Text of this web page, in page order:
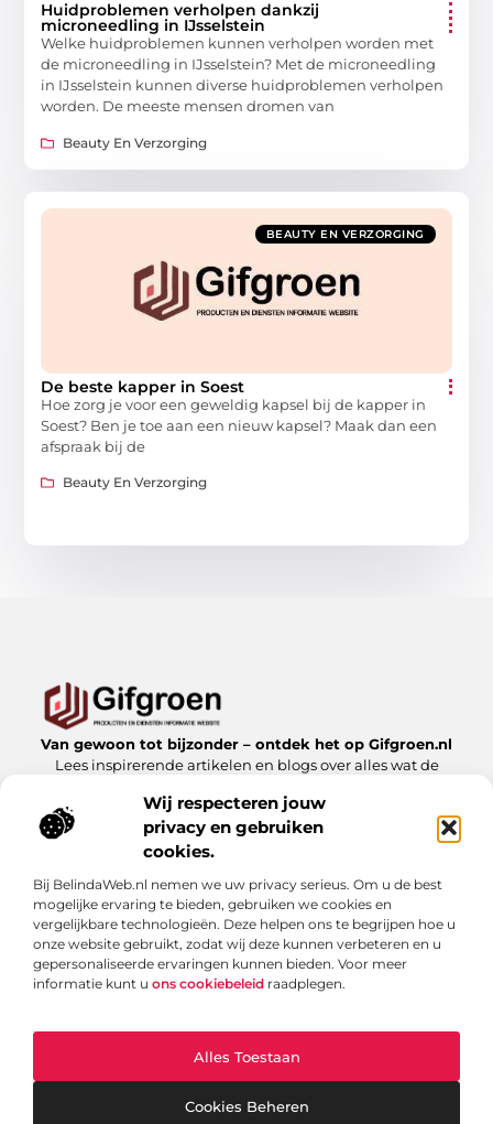
Wij respecteren jouw
privacy en gebruiken
cookies.
Bij BelindaWeb.nl nemen we uw privacy serieus. Om u de best
mogelijke ervaring te bieden, gebruiken we cookies en
vergelijkbare technologieën. Deze helpen ons te begrijpen hoe u
onze website gebruikt, zodat wij deze kunnen verbeteren en u
gepersonaliseerde ervaringen kunnen bieden. Voor meer
informatie kunt u ons cookiebeleid raadplegen.
Alles Toestaan
Cookies Beheren
Huidproblemen verholpen dankzij
microneedling in IJsselstein
Welke huidproblemen kunnen verholpen worden met
de microneedling in IJsselstein? Met de microneedling
in IJsselstein kunnen diverse huidproblemen verholpen
worden. De meeste mensen dromen van
Beauty En Verzorging
BEAUTY EN VERZORGING
De beste kapper in Soest
Hoe zorg je voor een geweldig kapsel bij de kapper in
Soest? Ben je toe aan een nieuw kapsel? Maak dan een
afspraak bij de
Beauty En Verzorging
Van gewoon tot bijzonder – ontdek het op Gifgroen.nl
Lees inspirerende artikelen en blogs over alles wat de
Bericht categorie
Onze informatie
Cookiebeleid (EU)
@2025 www.gifgroen.nl. All Right Reserved.